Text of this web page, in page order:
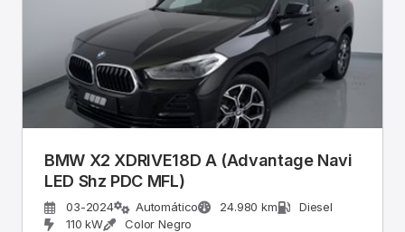
BMW X2 XDRIVE18D A (Advantage Navi
LED Shz PDC MFL)
03-2024 Automático 24.980 km
Diesel
110 kW
Color Negro